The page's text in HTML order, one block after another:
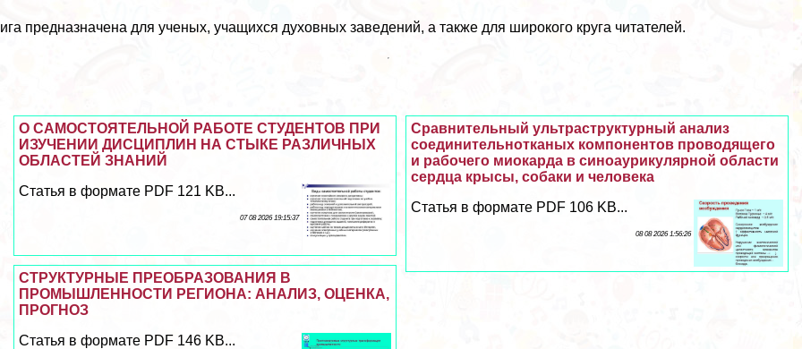
предназначена для ученых, учащихся духовных заведений, а также для широкого круга читателей.
Сравнительный ультраструктурный анализ
соединительнотканых компонентов проводящего
и рабочего миокарда в синоаурикулярной области
сердца крысы, собаки и человека
Статья в формате PDF 106 KB...
08 08 2026 1:56:26
О САМОСТОЯТЕЛЬНОЙ РАБОТЕ СТУДЕНТОВ ПРИ
ИЗУЧЕНИИ ДИСЦИПЛИН НА СТЫКЕ РАЗЛИЧНЫХ
ОБЛАСТЕЙ ЗНАНИЙ
Статья в формате PDF 121 KB...
07 08 2026 19:15:37
СТРУКТУРНЫЕ ПРЕОБРАЗОВАНИЯ В
ПРОМЫШЛЕННОСТИ РЕГИОНА: АНАЛИЗ, ОЦЕНКА,
ПРОГНОЗ
Статья в формате PDF 146 KB...